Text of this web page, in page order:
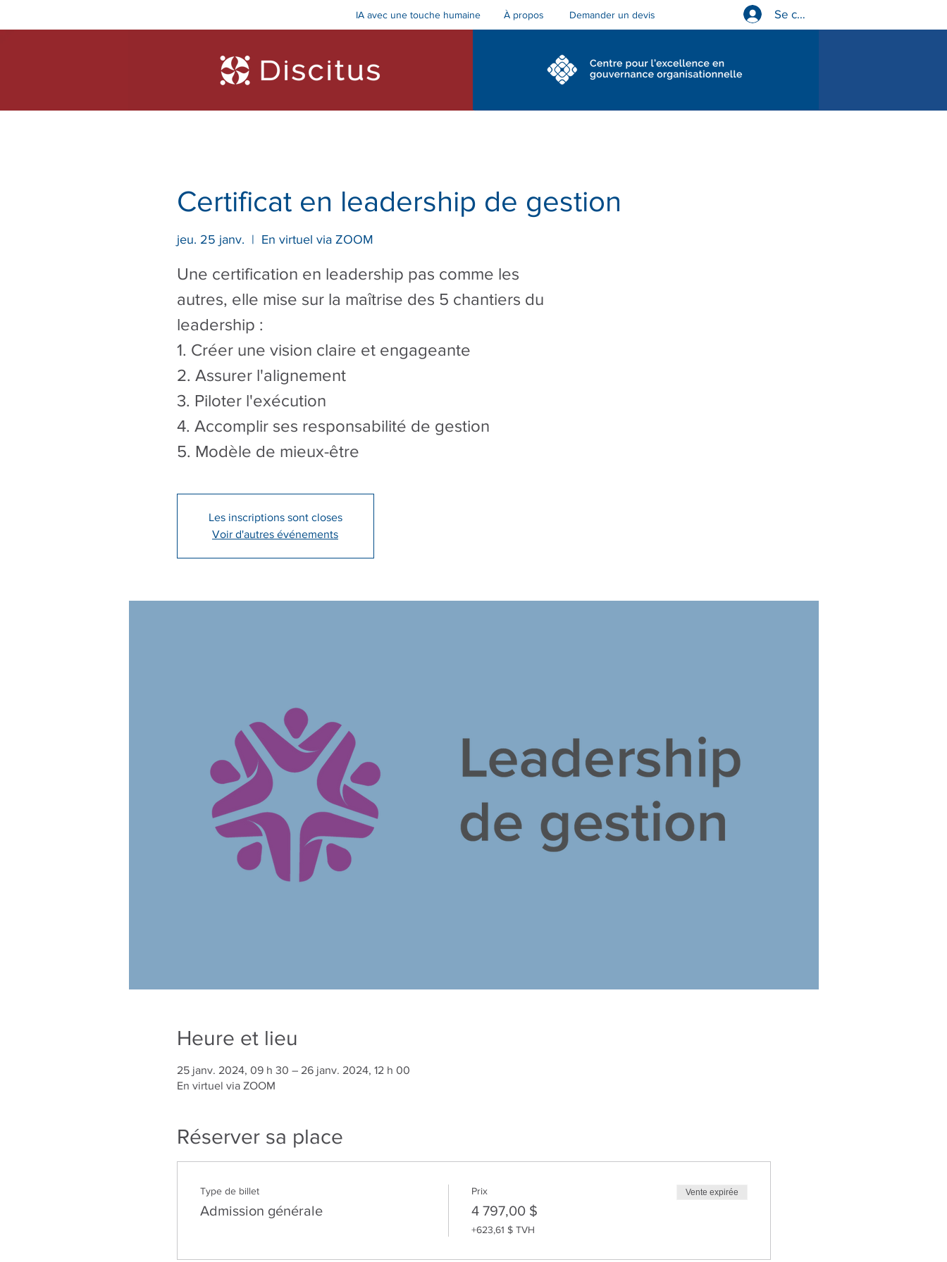
IA avec une touche humaine À propos Demander un devis Se connecter
Certificat en leadership de gestion
jeu. 25 janv.
  |
En virtuel via ZOOM
Une certification en leadership pas comme les
autres, elle mise sur la maîtrise des 5 chantiers du
leadership :
1. Créer une vision claire et engageante
2. Assurer l'alignement
3. Piloter l'exécution
4. Accomplir ses responsabilité de gestion
5. Modèle de mieux-être
Les inscriptions sont closes
Voir d'autres événements
Heure et lieu
25 janv. 2024, 09 h 30 – 26 janv. 2024, 12 h 00
En virtuel via ZOOM
Réserver sa place
Type de billet
Admission générale
Prix
4 797,00 $
+623,61 $ TVH
Vente expirée